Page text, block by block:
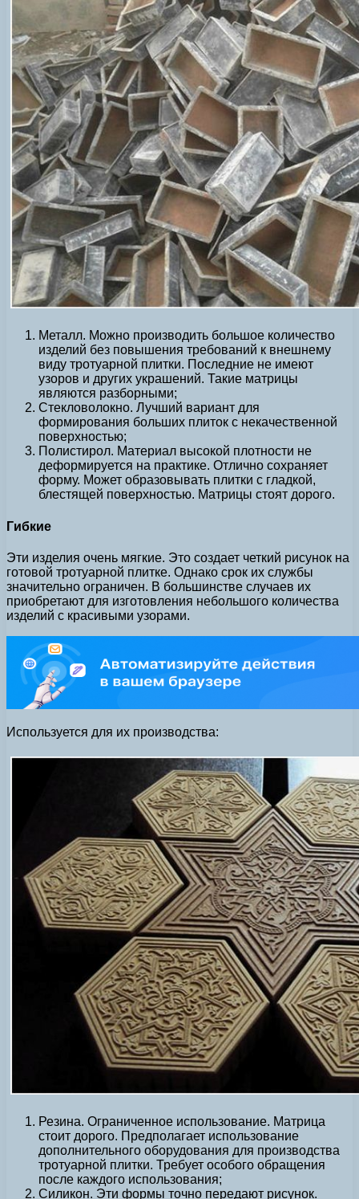
Металл. Можно производить большое количество
изделий без повышения требований к внешнему
виду тротуарной плитки. Последние не имеют
узоров и других украшений. Такие матрицы
являются разборными;
Стекловолокно. Лучший вариант для
формирования больших плиток с некачественной
поверхностью;
Полистирол. Материал высокой плотности не
деформируется на практике. Отлично сохраняет
форму. Может образовывать плитки с гладкой,
блестящей поверхностью. Матрицы стоят дорого.
Гибкие
Эти изделия очень мягкие. Это создает четкий рисунок на
готовой тротуарной плитке. Однако срок их службы
значительно ограничен. В большинстве случаев их
приобретают для изготовления небольшого количества
изделий с красивыми узорами.
Используется для их производства:
Резина. Ограниченное использование. Матрица
стоит дорого. Предполагает использование
дополнительного оборудования для производства
тротуарной плитки. Требует особого обращения
после каждого использования;
Силикон. Эти формы точно передают рисунок.